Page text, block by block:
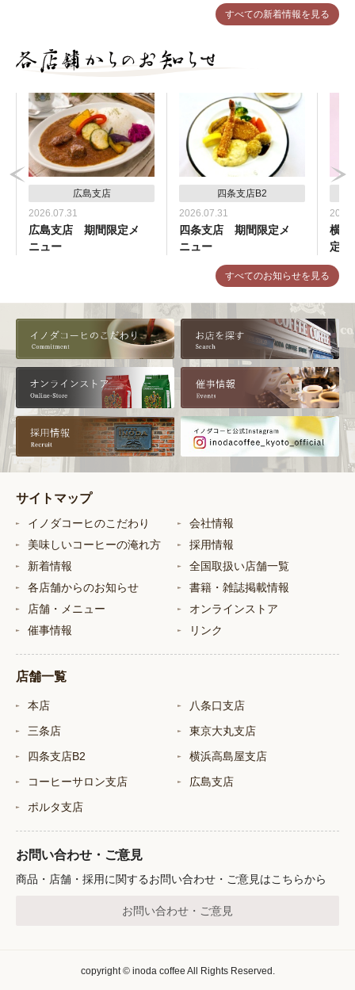
すべての新着情報を見る
すべてのお知らせを見る
広島支店
2026.07.31
広島支店 期間限定メ
ニュー
四条支店B2
2026.07.31
四条支店 期間限定メ
ニュー
横
定メ
サイトマップ
イノダコーヒのこだわり
美味しいコーヒーの淹れ方
新着情報
各店舗からのお知らせ
店舗・メニュー
催事情報
会社情報
採用情報
全国取扱い店舗一覧
書籍・雑誌掲載情報
オンラインストア
リンク
店舗一覧
本店
三条店
四条支店B2
コーヒーサロン支店
ポルタ支店
八条口支店
東京大丸支店
横浜高島屋支店
広島支店
お問い合わせ・ご意見
商品・店舗・採用に関するお問い合わせ・ご意見はこちらから
お問い合わせ・ご意見
copyright © inoda coffee All Rights Reserved.